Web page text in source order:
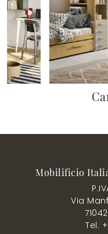
Mobilificio Italia
Via
Tel.